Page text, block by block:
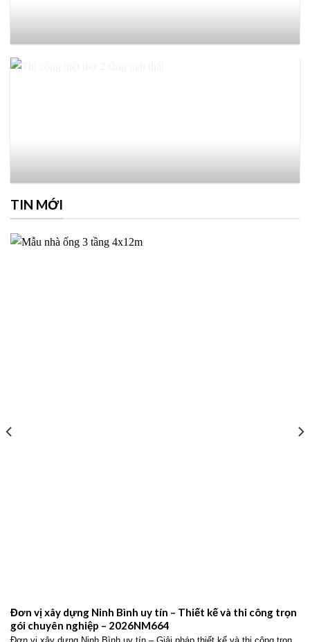
TIN MỚI
Đơn vị xây dựng Ninh Bình uy tín – Thiết kế và thi công trọn
gói chuyên nghiệp – 2026NM664